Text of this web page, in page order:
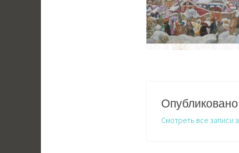
Опубликовано
Смотреть все записи